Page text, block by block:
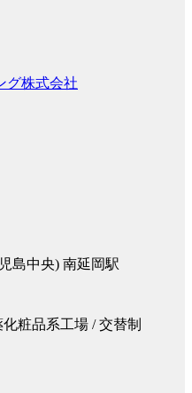
グ株式会社
島中央) 南延岡駅
粧品系工場 / 交替制